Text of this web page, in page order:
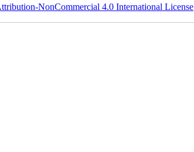
NonCommercial 4.0 International License